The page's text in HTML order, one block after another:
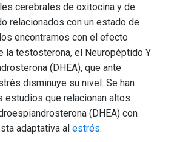
cerebrales de oxitocina y de
relacionados con un estado de
encontramos con el efecto
la testosterona, el Neuropéptido Y
(DHEA), que ante
disminuye su nivel. Se han
estudios que relacionan altos
(DHEA) con
adaptativa alestrés.